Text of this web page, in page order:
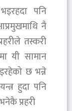
पनि
नै
तस्करी
यी सामान
छ भन्ने
हुदा पनि
प्रहरी